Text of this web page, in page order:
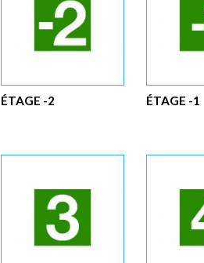
ÉTAGE -2 ÉTAGE -1